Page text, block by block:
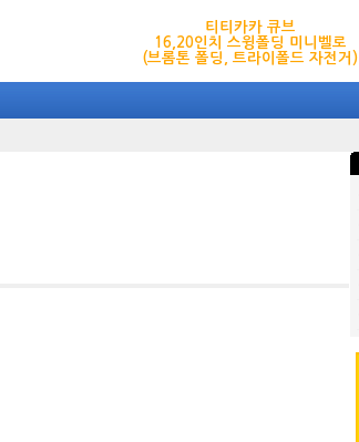
티티카카 큐브
16,20인치 스윙폴딩 미니벨로
(브롬톤 폴딩, 트라이폴드 자전거)